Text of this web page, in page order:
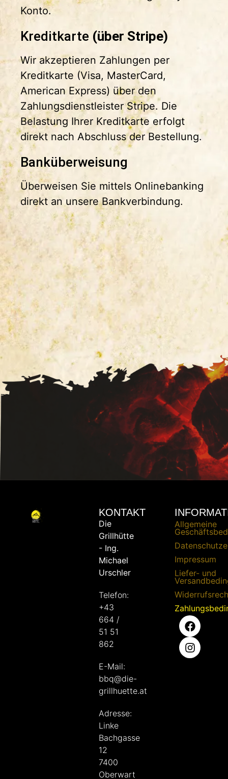
Konto.
Kreditkarte (über Stripe)
Wir akzeptieren Zahlungen per
Kreditkarte (Visa, MasterCard,
American Express) über den
Zahlungsdienstleister Stripe. Die
Belastung Ihrer Kreditkarte erfolgt
direkt nach Abschluss der Bestellung.
Banküberweisung
Überweisen Sie mittels Onlinebanking
direkt an unsere Bankverbindung.
KONTAKT
Die
Grillhütte
- Ing.
Michael
Urschler
Telefon:
+43
664 /
51 51
862
E-Mail:
bbq@die-
grillhuette.at
Adresse:
Linke
Bachgasse
12
7400
Oberwart
Allgemeine
Impressum
Liefer- und